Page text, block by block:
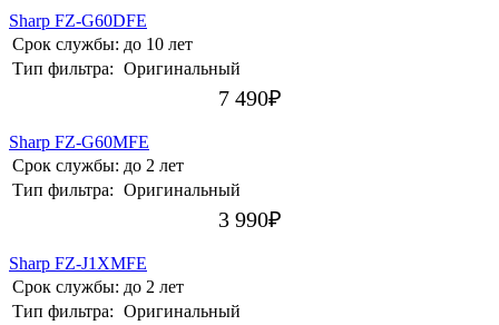
Sharp FZ-G60DFE
Срок службы: до 10 лет
Тип фильтра: Оригинальный
7 490₽
Sharp FZ-G60MFE
Срок службы: до 2 лет
Тип фильтра: Оригинальный
3 990₽
Sharp FZ-J1XMFE
Срок службы: до 2 лет
Тип фильтра: Оригинальный